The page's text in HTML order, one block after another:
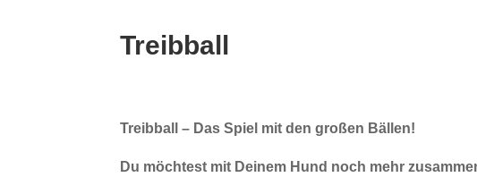
Treibball
Treibball – Das Spiel mit den großen Bällen!
Du möchtest mit Deinem Hund noch mehr